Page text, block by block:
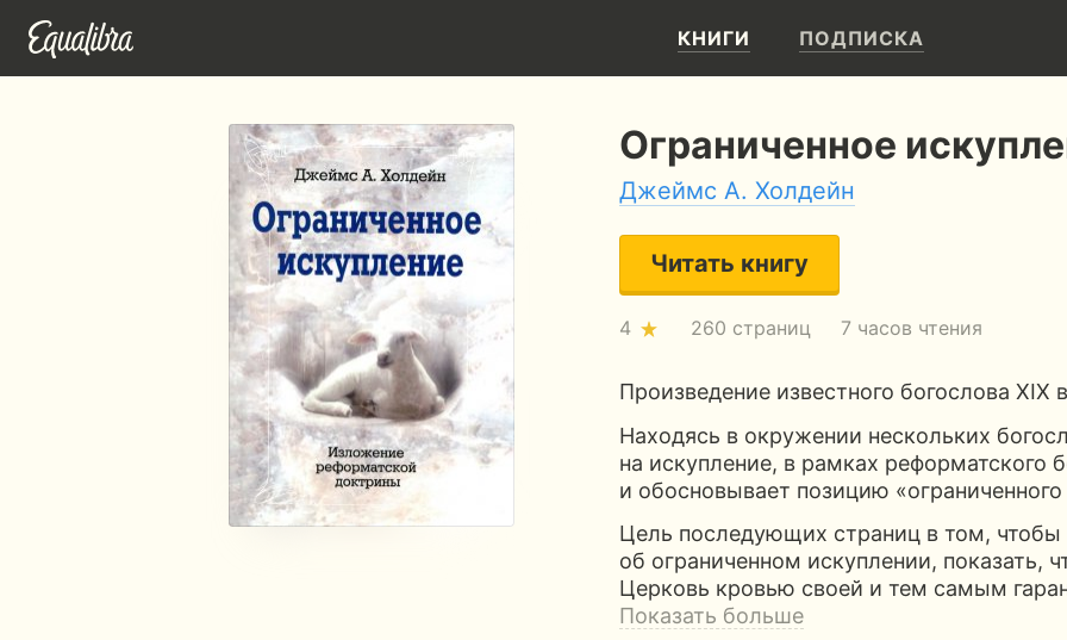
КНИГИ ПОДПИСКА
Ограниченное
Джеймс А. Холдейн
Читать книгу
4 260 страниц 7 часов чтения
Произведение известного богослова XIX
Находясь в окружении нескольких
на искупление, в рамках реформатского
и обосновывает позицию «ограниченного
Цель последующих страниц в том, чтобы
об ограниченном искуплении, показать,
Церковь кровью своей и тем самым
Показать больше